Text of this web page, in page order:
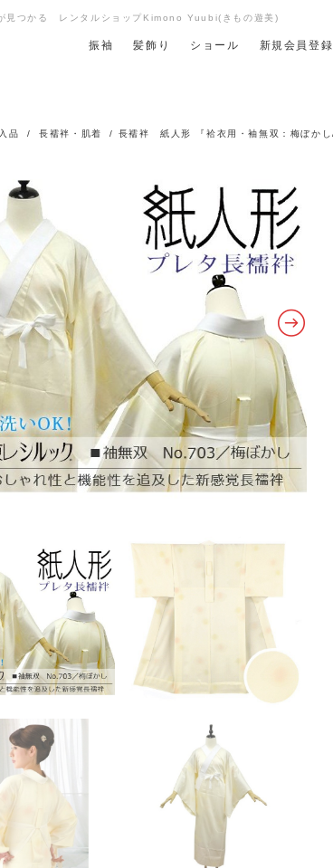
見つかる レンタルショップKimono Yuubi(きもの遊美)
振袖 髪飾り ショール 新規会員登録
品 / 長襦袢・肌着 / 長襦袢 紙人形 『袷衣用・袖無双：梅ぼか